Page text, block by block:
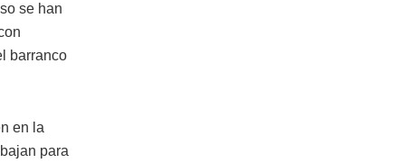
se han
barranco
en la
para